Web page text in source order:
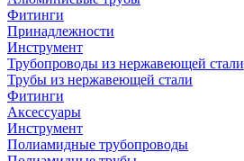
Фитинги
Принадлежности
Инструмент
Трубопроводы из нержавеющей стали
Трубы из нержавеющей стали
Фитинги
Аксессуары
Инструмент
Полиамидные трубопроводы